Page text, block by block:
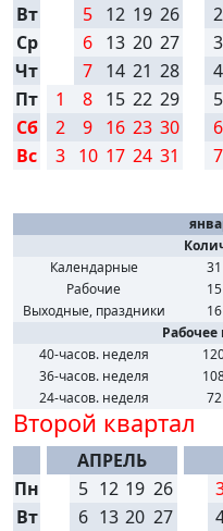
Вт
5 12 19 26 2
Ср
6 13 20 27 3
Чт
7 14 21 28 4
Пт
1 8 15 22 29 5
Сб
2 9 16 23 30 6
Вс
3 10 17 24 31 7
Календарные
31
Рабочие
15
Выходные, праздники
16
Рабочее
40-часов. неделя
36-часов. неделя
24-часов. неделя
72
Второй квартал
АПРЕЛЬ
Пн
5 12 19 26
Вт
6 13 20 27